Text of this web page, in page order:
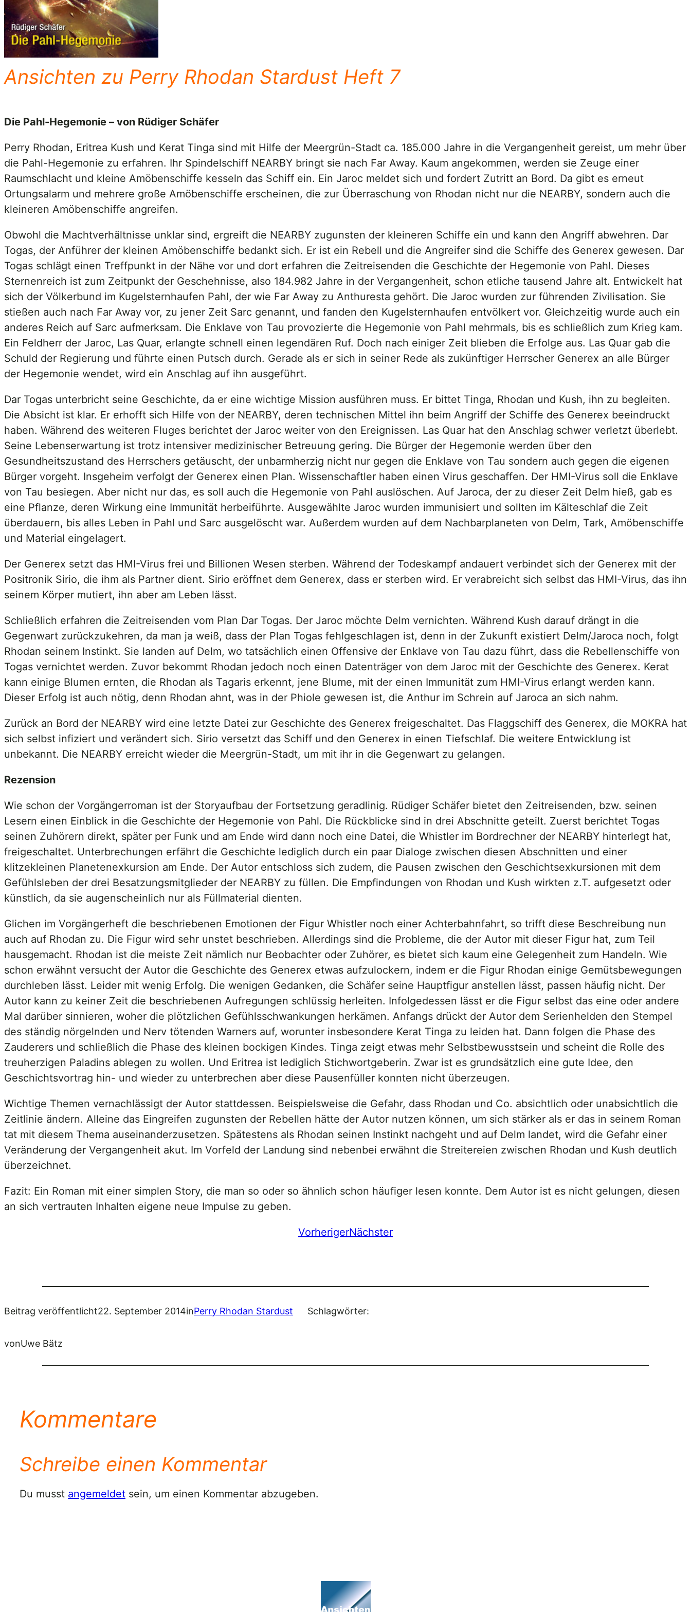
Ansichten zu Perry Rhodan Stardust Heft 7
Die Pahl-Hegemonie – von Rüdiger Schäfer
Perry Rhodan, Eritrea Kush und Kerat Tinga sind mit Hilfe der Meergrün-Stadt ca. 185.000 Jahre in die Vergangenheit gereist, um mehr über
die Pahl-Hegemonie zu erfahren. Ihr Spindelschiff NEARBY bringt sie nach Far Away. Kaum angekommen, werden sie Zeuge einer
Raumschlacht und kleine Amöbenschiffe kesseln das Schiff ein. Ein Jaroc meldet sich und fordert Zutritt an Bord. Da gibt es erneut
Ortungsalarm und mehrere große Amöbenschiffe erscheinen, die zur Überraschung von Rhodan nicht nur die NEARBY, sondern auch die
kleineren Amöbenschiffe angreifen.
Obwohl die Machtverhältnisse unklar sind, ergreift die NEARBY zugunsten der kleineren Schiffe ein und kann den Angriff abwehren. Dar
Togas, der Anführer der kleinen Amöbenschiffe bedankt sich. Er ist ein Rebell und die Angreifer sind die Schiffe des Generex gewesen. Dar
Togas schlägt einen Treffpunkt in der Nähe vor und dort erfahren die Zeitreisenden die Geschichte der Hegemonie von Pahl. Dieses
Sternenreich ist zum Zeitpunkt der Geschehnisse, also 184.982 Jahre in der Vergangenheit, schon etliche tausend Jahre alt. Entwickelt hat
sich der Völkerbund im Kugelsternhaufen Pahl, der wie Far Away zu Anthuresta gehört. Die Jaroc wurden zur führenden Zivilisation. Sie
stießen auch nach Far Away vor, zu jener Zeit Sarc genannt, und fanden den Kugelsternhaufen entvölkert vor. Gleichzeitig wurde auch ein
anderes Reich auf Sarc aufmerksam. Die Enklave von Tau provozierte die Hegemonie von Pahl mehrmals, bis es schließlich zum Krieg kam.
Ein Feldherr der Jaroc, Las Quar, erlangte schnell einen legendären Ruf. Doch nach einiger Zeit blieben die Erfolge aus. Las Quar gab die
Schuld der Regierung und führte einen Putsch durch. Gerade als er sich in seiner Rede als zukünftiger Herrscher Generex an alle Bürger
der Hegemonie wendet, wird ein Anschlag auf ihn ausgeführt.
Dar Togas unterbricht seine Geschichte, da er eine wichtige Mission ausführen muss. Er bittet Tinga, Rhodan und Kush, ihn zu begleiten.
Die Absicht ist klar. Er erhofft sich Hilfe von der NEARBY, deren technischen Mittel ihn beim Angriff der Schiffe des Generex beeindruckt
haben. Während des weiteren Fluges berichtet der Jaroc weiter von den Ereignissen. Las Quar hat den Anschlag schwer verletzt überlebt.
Seine Lebenserwartung ist trotz intensiver medizinischer Betreuung gering. Die Bürger der Hegemonie werden über den
Gesundheitszustand des Herrschers getäuscht, der unbarmherzig nicht nur gegen die Enklave von Tau sondern auch gegen die eigenen
Bürger vorgeht. Insgeheim verfolgt der Generex einen Plan. Wissenschaftler haben einen Virus geschaffen. Der HMI-Virus soll die Enklave
von Tau besiegen. Aber nicht nur das, es soll auch die Hegemonie von Pahl auslöschen. Auf Jaroca, der zu dieser Zeit Delm hieß, gab es
eine Pflanze, deren Wirkung eine Immunität herbeiführte. Ausgewählte Jaroc wurden immunisiert und sollten im Kälteschlaf die Zeit
überdauern, bis alles Leben in Pahl und Sarc ausgelöscht war. Außerdem wurden auf dem Nachbarplaneten von Delm, Tark, Amöbenschiffe
und Material eingelagert.
Der Generex setzt das HMI-Virus frei und Billionen Wesen sterben. Während der Todeskampf andauert verbindet sich der Generex mit der
Positronik Sirio, die ihm als Partner dient. Sirio eröffnet dem Generex, dass er sterben wird. Er verabreicht sich selbst das HMI-Virus, das ihn
seinem Körper mutiert, ihn aber am Leben lässt.
Schließlich erfahren die Zeitreisenden vom Plan Dar Togas. Der Jaroc möchte Delm vernichten. Während Kush darauf drängt in die
Gegenwart zurückzukehren, da man ja weiß, dass der Plan Togas fehlgeschlagen ist, denn in der Zukunft existiert Delm/Jaroca noch, folgt
Rhodan seinem Instinkt. Sie landen auf Delm, wo tatsächlich einen Offensive der Enklave von Tau dazu führt, dass die Rebellenschiffe von
Togas vernichtet werden. Zuvor bekommt Rhodan jedoch noch einen Datenträger von dem Jaroc mit der Geschichte des Generex. Kerat
kann einige Blumen ernten, die Rhodan als Tagaris erkennt, jene Blume, mit der einen Immunität zum HMI-Virus erlangt werden kann.
Dieser Erfolg ist auch nötig, denn Rhodan ahnt, was in der Phiole gewesen ist, die Anthur im Schrein auf Jaroca an sich nahm.
Zurück an Bord der NEARBY wird eine letzte Datei zur Geschichte des Generex freigeschaltet. Das Flaggschiff des Generex, die MOKRA hat
sich selbst infiziert und verändert sich. Sirio versetzt das Schiff und den Generex in einen Tiefschlaf. Die weitere Entwicklung ist
unbekannt. Die NEARBY erreicht wieder die Meergrün-Stadt, um mit ihr in die Gegenwart zu gelangen.
Rezension
Wie schon der Vorgängerroman ist der Storyaufbau der Fortsetzung geradlinig. Rüdiger Schäfer bietet den Zeitreisenden, bzw. seinen
Lesern einen Einblick in die Geschichte der Hegemonie von Pahl. Die Rückblicke sind in drei Abschnitte geteilt. Zuerst berichtet Togas
seinen Zuhörern direkt, später per Funk und am Ende wird dann noch eine Datei, die Whistler im Bordrechner der NEARBY hinterlegt hat,
freigeschaltet. Unterbrechungen erfährt die Geschichte lediglich durch ein paar Dialoge zwischen diesen Abschnitten und einer
klitzekleinen Planetenexkursion am Ende. Der Autor entschloss sich zudem, die Pausen zwischen den Geschichtsexkursionen mit dem
Gefühlsleben der drei Besatzungsmitglieder der NEARBY zu füllen. Die Empfindungen von Rhodan und Kush wirkten z.T. aufgesetzt oder
künstlich, da sie augenscheinlich nur als Füllmaterial dienten.
Glichen im Vorgängerheft die beschriebenen Emotionen der Figur Whistler noch einer Achterbahnfahrt, so trifft diese Beschreibung nun
auch auf Rhodan zu. Die Figur wird sehr unstet beschrieben. Allerdings sind die Probleme, die der Autor mit dieser Figur hat, zum Teil
hausgemacht. Rhodan ist die meiste Zeit nämlich nur Beobachter oder Zuhörer, es bietet sich kaum eine Gelegenheit zum Handeln. Wie
schon erwähnt versucht der Autor die Geschichte des Generex etwas aufzulockern, indem er die Figur Rhodan einige Gemütsbewegungen
durchleben lässt. Leider mit wenig Erfolg. Die wenigen Gedanken, die Schäfer seine Hauptfigur anstellen lässt, passen häufig nicht. Der
Autor kann zu keiner Zeit die beschriebenen Aufregungen schlüssig herleiten. Infolgedessen lässt er die Figur selbst das eine oder andere
Mal darüber sinnieren, woher die plötzlichen Gefühlsschwankungen herkämen. Anfangs drückt der Autor dem Serienhelden den Stempel
des ständig nörgelnden und Nerv tötenden Warners auf, worunter insbesondere Kerat Tinga zu leiden hat. Dann folgen die Phase des
Zauderers und schließlich die Phase des kleinen bockigen Kindes. Tinga zeigt etwas mehr Selbstbewusstsein und scheint die Rolle des
treuherzigen Paladins ablegen zu wollen. Und Eritrea ist lediglich Stichwortgeberin. Zwar ist es grundsätzlich eine gute Idee, den
Geschichtsvortrag hin- und wieder zu unterbrechen aber diese Pausenfüller konnten nicht überzeugen.
Wichtige Themen vernachlässigt der Autor stattdessen. Beispielsweise die Gefahr, dass Rhodan und Co. absichtlich oder unabsichtlich die
Zeitlinie ändern. Alleine das Eingreifen zugunsten der Rebellen hätte der Autor nutzen können, um sich stärker als er das in seinem Roman
tat mit diesem Thema auseinanderzusetzen. Spätestens als Rhodan seinen Instinkt nachgeht und auf Delm landet, wird die Gefahr einer
Veränderung der Vergangenheit akut. Im Vorfeld der Landung sind nebenbei erwähnt die Streitereien zwischen Rhodan und Kush deutlich
überzeichnet.
Fazit: Ein Roman mit einer simplen Story, die man so oder so ähnlich schon häufiger lesen konnte. Dem Autor ist es nicht gelungen, diesen
an sich vertrauten Inhalten eigene neue Impulse zu geben.
VorherigerNächster
Beitrag veröffentlicht22. September 2014inPerry Rhodan Stardust
vonUwe Bätz
Schlagwörter:
Kommentare
Schreibe einen Kommentar
Du musst angemeldet sein, um einen Kommentar abzugeben.